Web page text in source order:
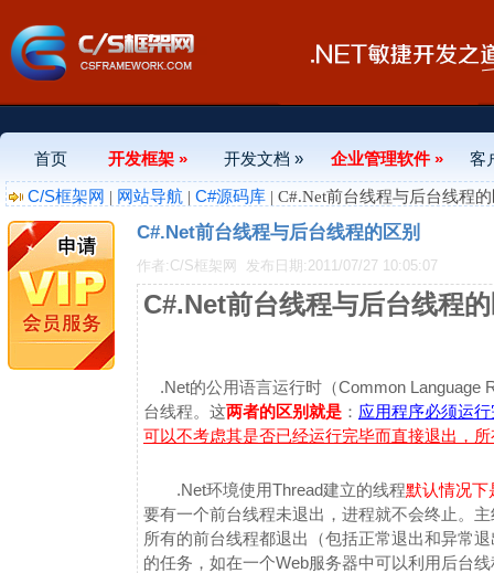
首页 开发框架 » 开发文档 » 企业管理软件 »
客
C/S框架网 | 网站导航 | C#源码库 | C#.Net前台线程与后台线程
C#.Net前台线程与后台线程的区别
作者:C/S框架网 发布日期:2011/07/27 10:05:07
C#.Net前台线程与后台线程
.Net的公用语言运行时（Common Language
台线程。这两者的区别就是 ： 应用程序必须运
可以不考虑其是否已经运行完毕而直接退出，
.Net环境使用Thread建立的线程默认情况下
要有一个前台线程未退出，进程就不会终止。
所有的前台线程都退出（包括正常退出和异常
的任务，如在一个Web服务器中可以利用后台